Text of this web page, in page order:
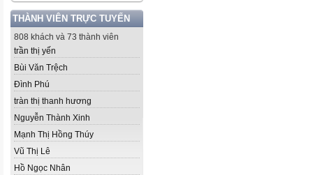
THÀNH VIÊN TRỰC TUYẾN
808 khách và 73 thành viên
trần thị yến
Bùi Văn Trệch
Đình Phú
tràn thị thanh hương
Nguyễn Thành Xinh
Mạnh Thị Hồng Thúy
Vũ Thị Lê
Hồ Ngọc Nhân